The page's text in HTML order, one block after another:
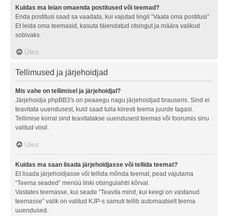
Kuidas ma leian omaenda postitused või teemad?
Enda postitusi saad sa vaadata, kui vajutad lingil “Vaata oma postitusi”.
Et leida oma teemasid, kasuta täiendatud otsingut ja määra valikud
sobivaks.
Üles
Tellimused ja järjehoidjad
Mis vahe on tellimisel ja järjehoidjal?
Järjehoidja phpBB3's on peaaegu nagu järjehoidjad brauseris. Sind ei
teavitata uuendusest, kuid saad tulla kiiresti teema juurde tagasi.
Tellimise korral sind teavitatakse uuendusest teemas või foorumis sinu
valitud viisil.
Üles
Kuidas ma saan lisada järjehoidjasse või tellida teemat?
Et lisada järjehoidjasse või tellida mõnda teemat, pead vajutama
“Teema seaded” menüü linki otsingulahtri kõrval.
Vastates teemasse, kui seade “Teavita mind, kui keegi on vastanud
teemasse” valik on valitud KJP-s samuti tellib automaatselt teema
uuendused.